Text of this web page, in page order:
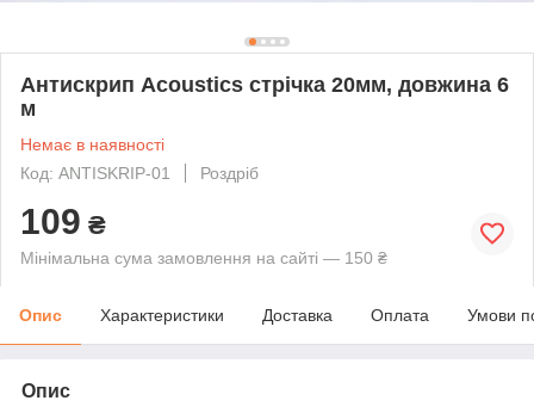
Антискрип Acoustics стрічка 20мм, довжина 6
м
Немає в наявності
Код: ANTISKRIP-01
Роздріб
109 ₴
Мінімальна сума замовлення на сайті — 150 ₴
Опис Характеристики Доставка Оплата Умови
Опис